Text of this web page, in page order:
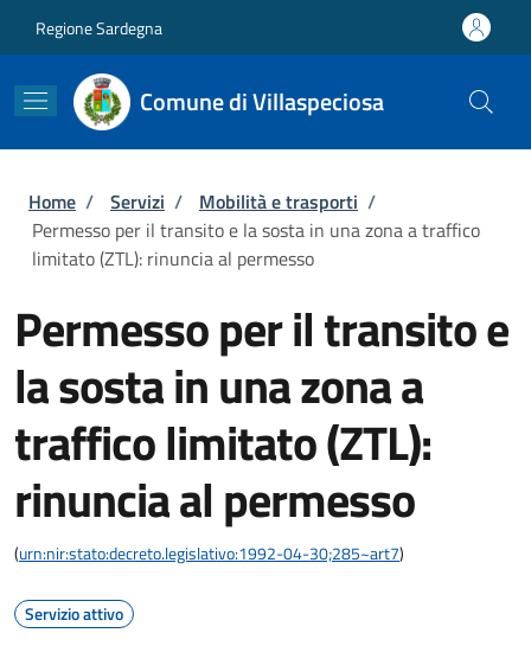
Regione Sardegna
Comune di Villaspeciosa
Briciole di pane
Home / Servizi / Mobilità e trasporti /
Permesso per il transito e la sosta in una zona a traffico
limitato (ZTL): rinuncia al permesso
Permesso per il transito e
la sosta in una zona a
traffico limitato (ZTL):
rinuncia al permesso
(urn:nir:stato:decreto.legislativo:1992-04-30;285~art7)
Servizio attivo